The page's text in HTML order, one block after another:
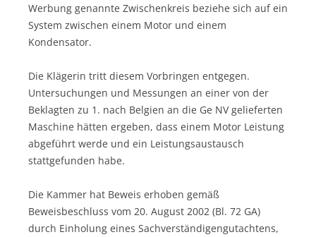
Werbung genannte Zwischenkreis beziehe sich auf ein
System zwischen einem Motor und einem
Kondensator.
Die Klägerin tritt diesem Vorbringen entgegen.
Untersuchungen und Messungen an einer von der
Beklagten zu 1. nach Belgien an die Ge NV gelieferten
Maschine hätten ergeben, dass einem Motor Leistung
abgeführt werde und ein Leistungsaustausch
stattgefunden habe.
Die Kammer hat Beweis erhoben gemäß
Beweisbeschluss vom 20. August 2002 (Bl. 72 GA)
durch Einholung eines Sachverständigengutachtens,